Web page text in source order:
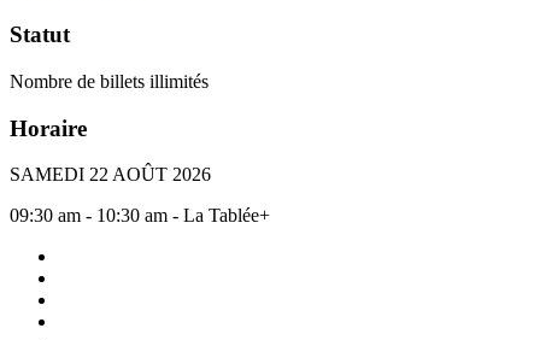
Statut
Nombre de billets illimités
Horaire
SAMEDI 22 AOÛT 2026
09:30 am - 10:30 am - La Tablée+